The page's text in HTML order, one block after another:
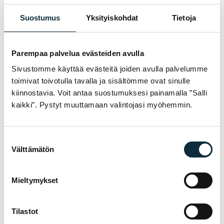
Suostumus Yksityiskohdat Tietoja
Parempaa palvelua evästeiden avulla
Sivustomme käyttää evästeitä joiden avulla palvelumme
toimivat toivotulla tavalla ja sisältömme ovat sinulle
kiinnostavia. Voit antaa suostumuksesi painamalla ”Salli
kaikki”. Pystyt muuttamaan valintojasi myöhemmin.
valinta
Välttämätön
Mieltymykset
Tilastot
arvostelun yhteydessä.
Lähetä arvostelu
MIKSI VM SPORT?
huollamme myymämme pyörät omassa
asiantuntevan avun pyörän valintaan,